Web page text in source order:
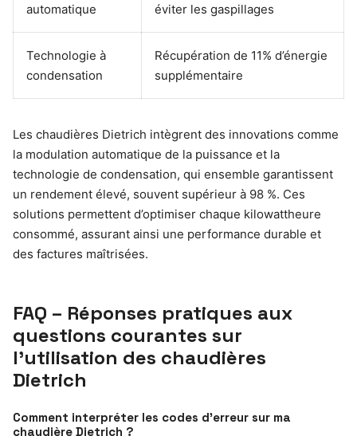
automatique
éviter les gaspillages
Technologie à
condensation
Récupération de 11% d’énergie
supplémentaire
Les chaudières Dietrich intègrent des innovations comme
la modulation automatique de la puissance et la
technologie de condensation, qui ensemble garantissent
un rendement élevé, souvent supérieur à 98 %. Ces
solutions permettent d’optimiser chaque kilowattheure
consommé, assurant ainsi une performance durable et
des factures maîtrisées.
FAQ – Réponses pratiques aux
questions courantes sur
l’utilisation des chaudières
Dietrich
Comment interpréter les codes d’erreur sur ma
chaudière Dietrich ?